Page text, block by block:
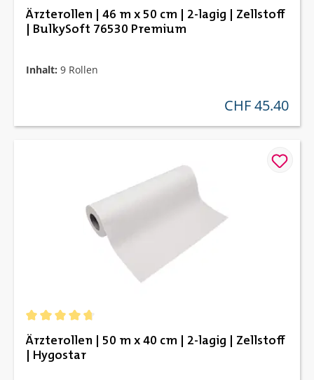
Ärzterollen | 46 m x 50 cm | 2-lagig | Zellstoff
| BulkySoft 76530 Premium
Inhalt: 9 Rollen
regulärer preis:
CHF 45.40
Durchschnittliche Bewertung von 4.82 von 5 Sternen
Ärzterollen | 50 m x 40 cm | 2-lagig | Zellstoff
| Hygostar